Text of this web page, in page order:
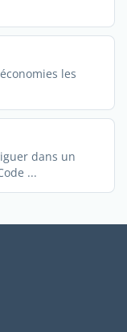
les
dans un
...